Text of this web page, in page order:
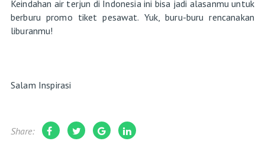
Keindahan air terjun di Indonesia ini bisa jadi alasanmu untuk
berburu promo tiket pesawat. Yuk, buru-buru rencanakan
liburanmu!
Salam Inspirasi
Share: